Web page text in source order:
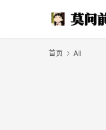
首页 All